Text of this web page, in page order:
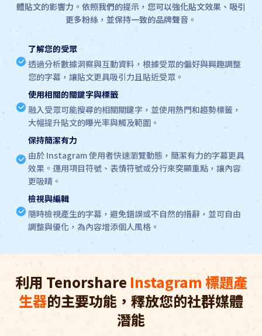
體貼文的影響力。依照我們的提示，您可以強化貼文效果、吸引
更多粉絲，並保持一致的品牌聲音。
了解您的受眾
透過分析數據洞察與互動資料，根據受眾的偏好與興趣調整
您的字幕，讓貼文更具吸引力且貼近受眾。
使用相關的關鍵字與標籤
融入受眾可能搜尋的相關關鍵字，並使用熱門和趨勢標籤，
大幅提升貼文的曝光率與觸及範圍。
保持簡潔有力
由於 Instagram 使用者快速瀏覽動態，簡潔有力的字幕更具
效果。運用項目符號、表情符號或分行來突顯重點，讓內容
更吸睛。
檢視與編輯
隨時檢視產生的字幕，避免錯誤或不自然的措辭，並可自由
調整與優化，為內容增添個人風格。
利用 Tenorshare Instagram 標題產
生器的主要功能，釋放您的社群媒體
潛能